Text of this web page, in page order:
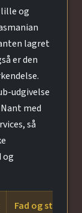
og
lagret
er den
udgivelse
med
så
og
Fad og stil